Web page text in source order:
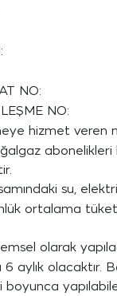
NO:
NO:
hizmet veren
su,
ortalama
olarak
aylık olacaktır.